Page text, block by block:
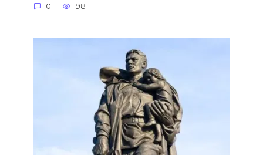
0 98